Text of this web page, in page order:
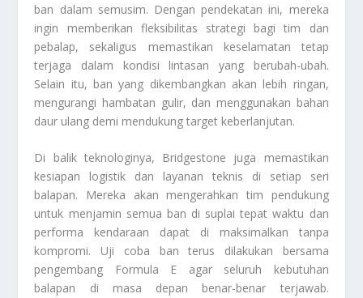
ban dalam semusim. Dengan pendekatan ini, mereka
ingin memberikan fleksibilitas strategi bagi tim dan
pebalap, sekaligus memastikan keselamatan tetap
terjaga dalam kondisi lintasan yang berubah-ubah.
Selain itu, ban yang dikembangkan akan lebih ringan,
mengurangi hambatan gulir, dan menggunakan bahan
daur ulang demi mendukung target keberlanjutan.
Di balik teknologinya, Bridgestone juga memastikan
kesiapan logistik dan layanan teknis di setiap seri
balapan. Mereka akan mengerahkan tim pendukung
untuk menjamin semua ban di suplai tepat waktu dan
performa kendaraan dapat di maksimalkan tanpa
kompromi. Uji coba ban terus dilakukan bersama
pengembang Formula E agar seluruh kebutuhan
balapan di masa depan benar-benar terjawab.